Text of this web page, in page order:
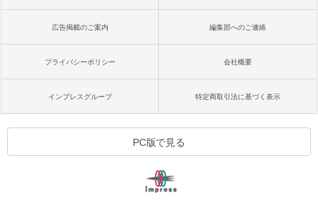
広告掲載のご案内 編集部へのご連絡
プライバシーポリシー 会社概要
インプレスグループ 特定商取引法に基づく表示
PC版で見る